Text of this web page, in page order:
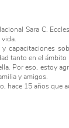
Sara C.
capacitaciones
tanto en el
Por eso, estoy
y amigos.
hace 15 años que